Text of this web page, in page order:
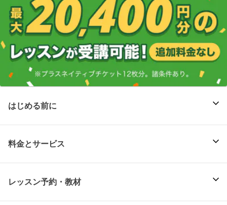
はじめる前に
料金とサービス
レッスン予約・教材